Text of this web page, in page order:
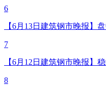
6
【6月13日建筑钢市晚报】
7
【6月12日建筑钢市晚报】
8